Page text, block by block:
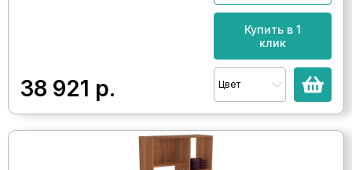
38 921 р.
Купить в 1
клик
Цвет